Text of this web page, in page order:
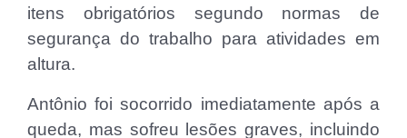
itens obrigatórios segundo normas de
segurança do trabalho para atividades em
altura.
Antônio foi socorrido imediatamente após a
queda, mas sofreu lesões graves, incluindo